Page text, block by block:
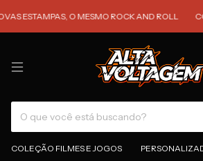
O MESMO ROCK AND ROLL COMPRE
COLEÇÃO FILMES E JOGOS